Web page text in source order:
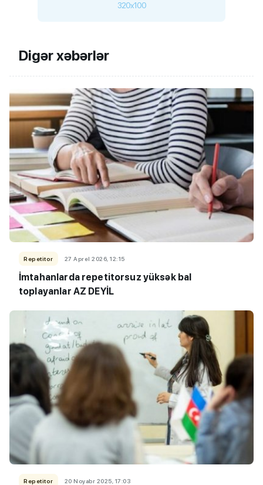
320x100
Digər xəbərlər
Repetitor 27 Aprel 2026, 12:15
İmtahanlarda repetitorsuz yüksək bal
toplayanlar AZ DEYİL
Repetitor 20 Noyabr 2025, 17:03